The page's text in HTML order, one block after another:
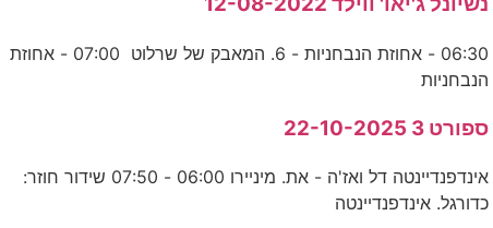
06:30 - אחוזת הנבחניות - 6. המאבק של שרלוט 07:00 - אחוזת
הנבחניות
ספורט 3 22-10-2025
אינדפנדיינטה דל ואז'ה - את. מיניירו 06:00 - 07:50 שידור חוזר:
כדורגל. אינדפנדיינטה